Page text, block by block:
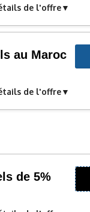
de l'offre
au Maroc
de l'offre
de 5%